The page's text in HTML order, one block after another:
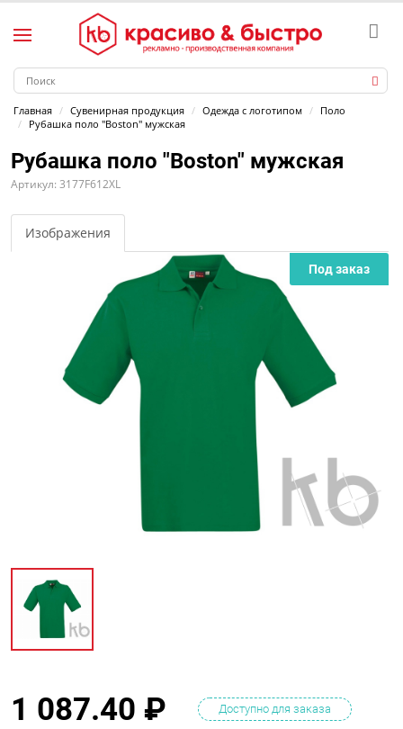
Главная Сувенирная продукция Одежда с логотипом
Поло
Рубашка поло "Boston" мужская
Рубашка поло "Boston" мужская
Артикул: 3177F612XL
Изображения
Под заказ
1 087.40 ₽ Доступно для заказа